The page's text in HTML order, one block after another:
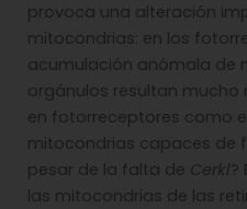
provoca una alteración
mitocondrias: en los
acumulación anómala de
orgánulos resultan
en fotorreceptores como
mitocondrias capaces de
pesar de la falta de Cerkl?
las mitocondrias de las